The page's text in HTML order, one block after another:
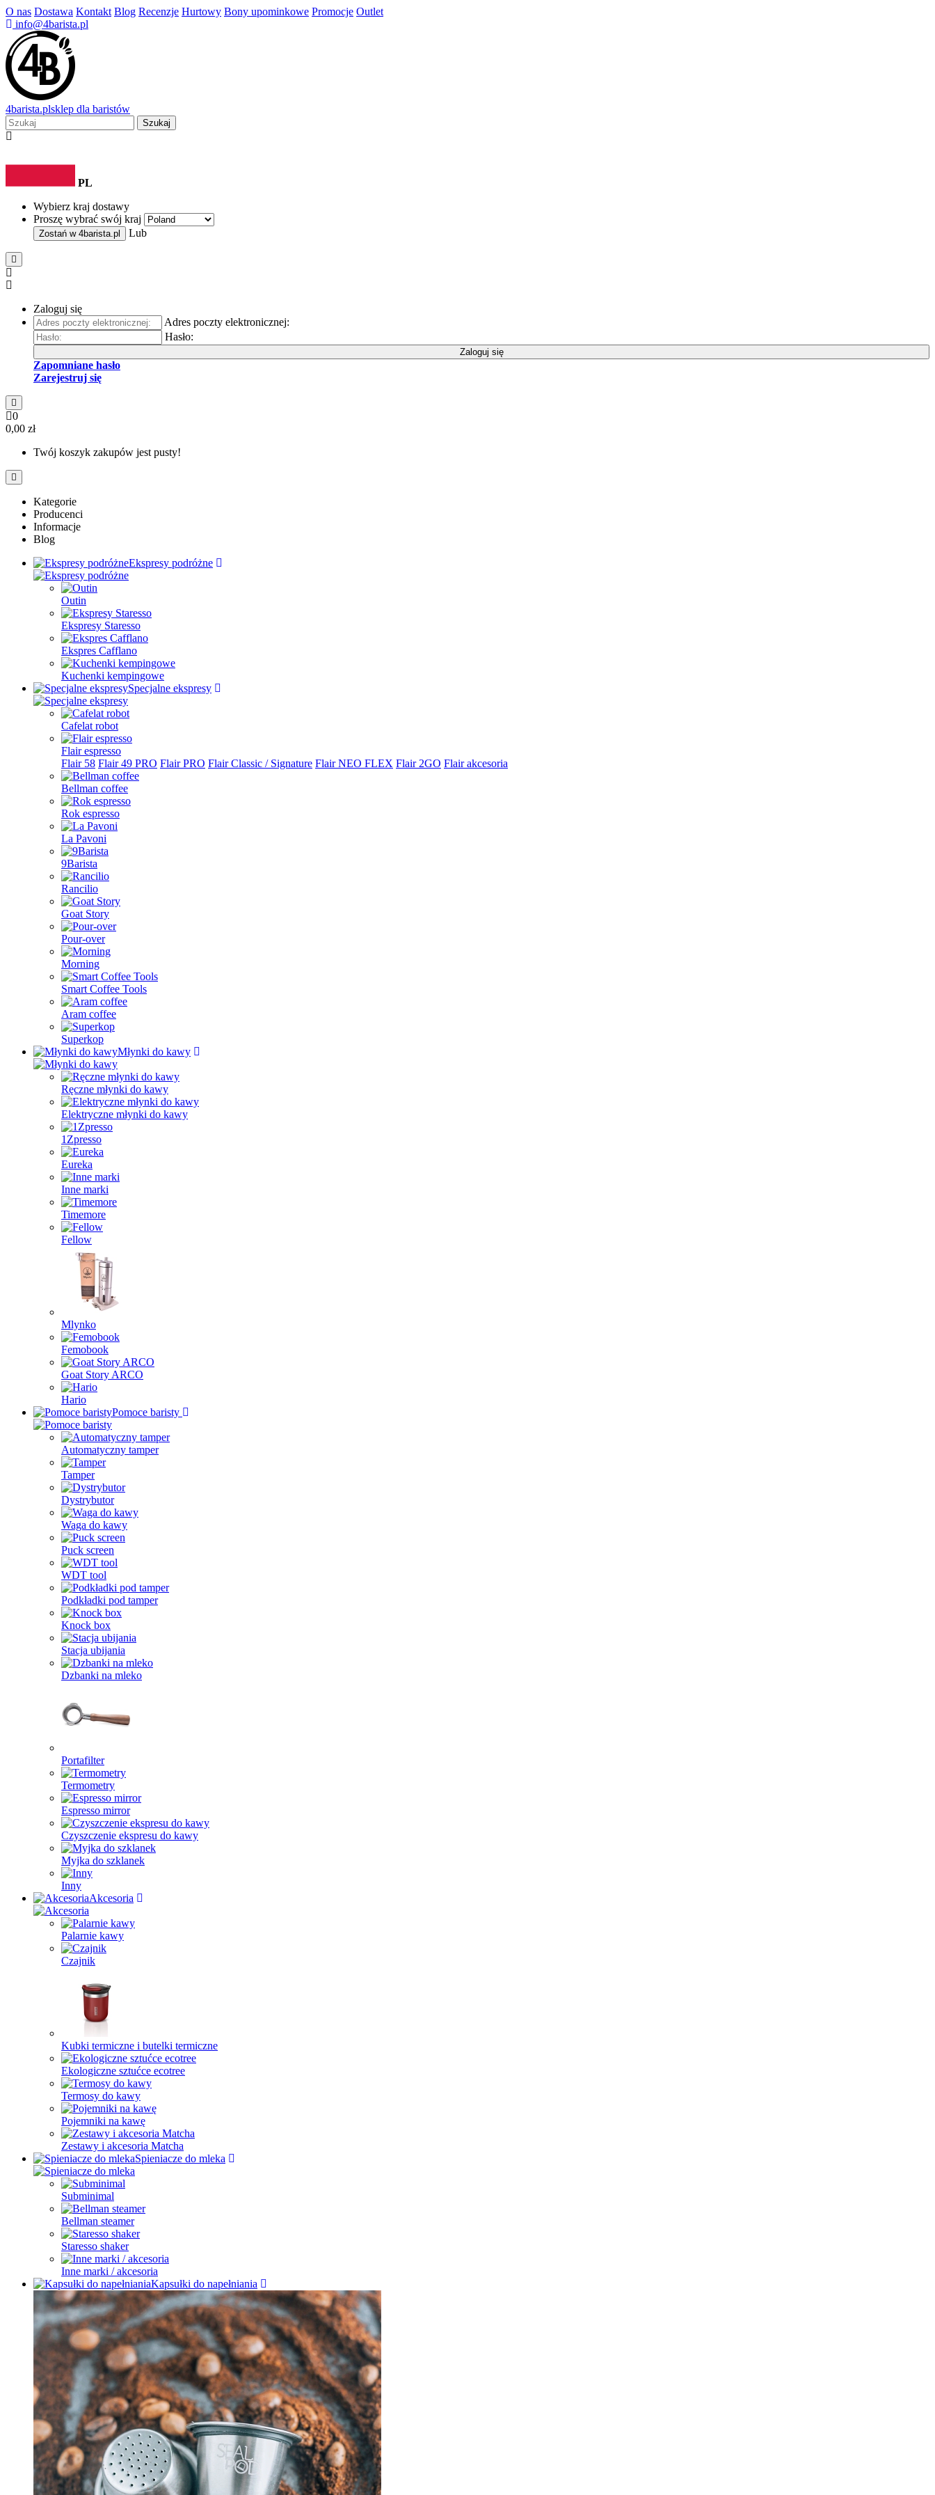
O nas Dostawa Kontakt Blog Recenzje Hurtowy Bony upominkowe Promocje Outlet
info@4barista.pl
4barista.plsklep dla baristów
Szukaj
PL
Wybierz kraj dostawy
Proszę wybrać swój kraj
Zostań w 4barista.pl Lub
Zaloguj się
Adres poczty elektronicznej:
Hasło:
Zaloguj się
Zapomniane hasło
Zarejestruj się
0
0,00 zł
Twój koszyk zakupów jest pusty!
Kategorie
Producenci
Informacje
Blog
Ekspresy podróżne
Outin
Ekspresy Staresso
Ekspres Cafflano
Kuchenki kempingowe
Specjalne ekspresy
Cafelat robot
Flair espresso
Flair 58 Flair 49 PRO Flair PRO Flair Classic / Signature Flair NEO FLEX Flair 2GO Flair akcesoria
Bellman coffee
Rok espresso
La Pavoni
9Barista
Rancilio
Goat Story
Pour-over
Morning
Smart Coffee Tools
Aram coffee
Superkop
Młynki do kawy
Ręczne młynki do kawy
Elektryczne młynki do kawy
1Zpresso
Eureka
Inne marki
Timemore
Fellow
Mlynko
Femobook
Goat Story ARCO
Hario
Pomoce baristy
Automatyczny tamper
Tamper
Dystrybutor
Waga do kawy
Puck screen
WDT tool
Podkładki pod tamper
Knock box
Stacja ubijania
Dzbanki na mleko
Portafilter
Termometry
Espresso mirror
Czyszczenie ekspresu do kawy
Myjka do szklanek
Inny
Akcesoria
Palarnie kawy
Czajnik
Kubki termiczne i butelki termiczne
Ekologiczne sztućce ecotree
Termosy do kawy
Pojemniki na kawę
Zestawy i akcesoria Matcha
Spieniacze do mleka
Subminimal
Bellman steamer
Staresso shaker
Inne marki / akcesoria
Kapsułki do napełniania